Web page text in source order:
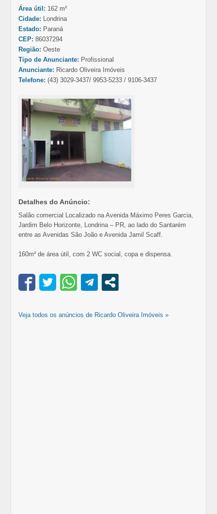
Área útil: 162 m²
Cidade: Londrina
Estado: Paraná
CEP: 86037294
Região: Oeste
Tipo de Anunciante: Profissional
Anunciante: Ricardo Oliveira Imóveis
Telefone: (43) 3029-3437/ 9953-5233 / 9106-3437
Detalhes do Anúncio:
Salão comercial Localizado na Avenida Máximo Peres Garcia,
Jardim Belo Horizonte, Londrina – PR, ao lado do Santarém
entre as Avenidas São João e Avenida Jamil Scaff.
160m² de área útil, com 2 WC social, copa e dispensa.
Veja todos os anúncios de Ricardo Oliveira Imóveis »